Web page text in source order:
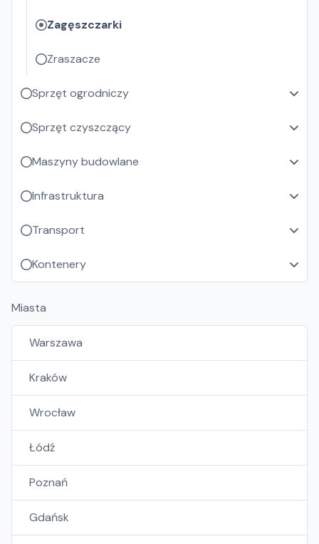
Zagęszczarki
Zraszacze
Sprzęt ogrodniczy
Sprzęt czyszczący
Maszyny budowlane
Infrastruktura
Transport
Kontenery
Miasta
Warszawa
Kraków
Wrocław
Łódź
Poznań
Gdańsk